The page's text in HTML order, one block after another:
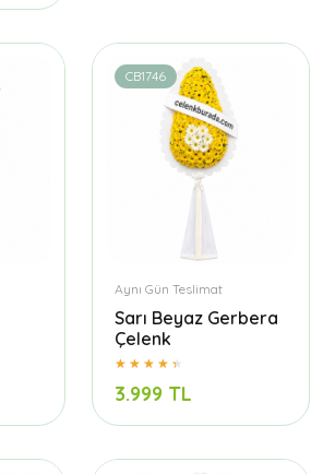
CB1746
Aynı Gün Teslimat
Sarı Beyaz Gerbera
Çelenk
3.999 TL